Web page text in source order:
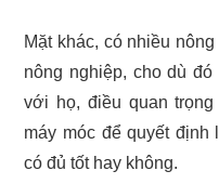
Mặt khác, có nhiều
nông nghiệp, cho dù
với họ, điều quan
máy móc để quyết định
có đủ tốt hay không.